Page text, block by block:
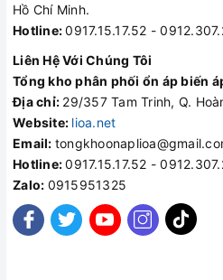
Hồ Chí Minh.
Hotline:0917.15.17.52 -
Liên Hệ Với Chúng Tôi
Tổng kho phân phối ổn áp biến
Địa chỉ: 29/357 Tam Trinh, Q.
Website: lioa.net
Email:
Hotline:0917.15.17.52 -
Zalo: 0915951325